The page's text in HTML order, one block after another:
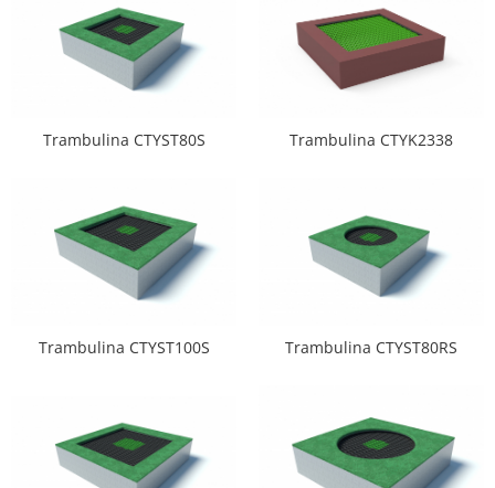
Echipamente tematice
Echipamente persoane cu
dizabilitati
Echipament muzical
Baschet
Fotbal si Handbal
Tenis si Volei
Echipamente fitness
Mese de jocuri
MOBILIER URBAN
Trambulina CTYST80S Trambulina CTYK2338
Trambulina CTYST100S Trambulina CTYST80RS